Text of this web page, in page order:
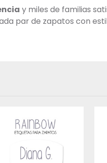
y miles de familias
par de zapatos con